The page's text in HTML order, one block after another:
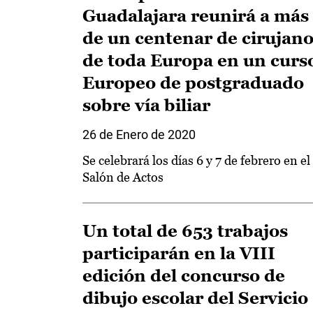
Guadalajara reunirá a más
de un centenar de
de toda Europa en un
Europeo de postgraduado
sobre vía biliar
26 de Enero de 2020
Se celebrará los días 6 y 7 de febrero en el
Salón de Actos
Un total de 653 trabajos
participarán en la VIII
edición del concurso de
dibujo escolar del Servicio